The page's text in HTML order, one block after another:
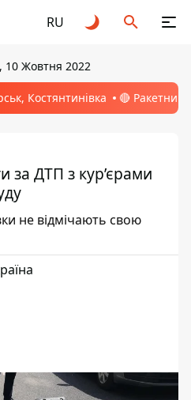
RU
10 Жовтня 2022
Костянтинівка 🔴 Ракетний
за ДТП з кур’єрами
не відмічають свою